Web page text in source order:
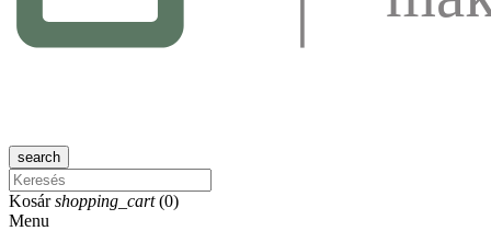
search
Kosár shopping_cart (0)
Menu